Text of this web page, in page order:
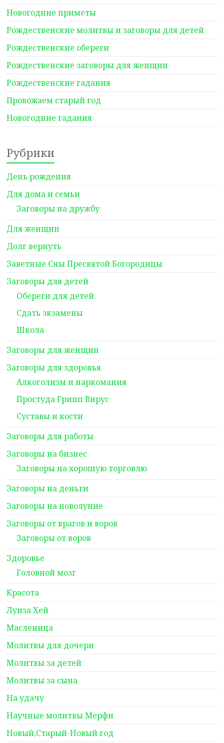
Новогодние приметы
Рождественские молитвы и заговоры для детей
Рождественские обереги
Рождественские заговоры для женщин
Рождественские гадания
Провожаем старый год
Новогодние гадания
Рубрики
День рождения
Для дома и семьи
Заговоры на дружбу
Для женщин
Долг вернуть
Заветные Сны Пресвятой Богородицы
Заговоры для детей
Обереги для детей
Сдать экзамены
Школа
Заговоры для женщин
Заговоры для здоровья
Алкоголизм и наркомания
Простуда Грипп Вирус
Суставы и кости
Заговоры для работы
Заговоры на бизнес
Заговоры на хорошую торговлю
Заговоры на деньги
Заговоры на новолуние
Заговоры от врагов и воров
Заговоры от воров
Здоровье
Головной мозг
Красота
Луиза Хей
Масленица
Молитвы для дочери
Молитвы за детей
Молитвы за сына
На удачу
Научные молитвы Мерфи
Новый,Старый-Новый год